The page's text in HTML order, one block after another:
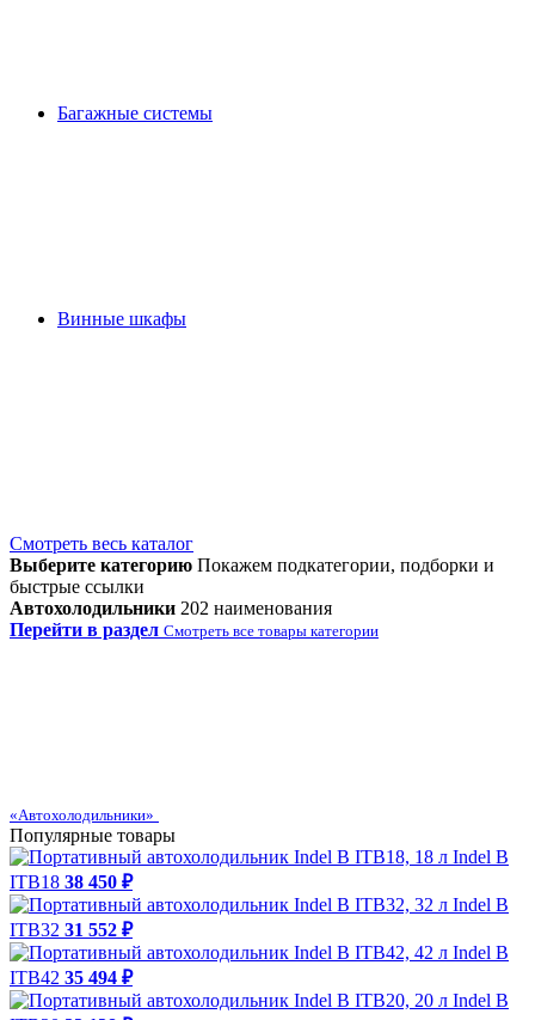
Багажные системы
Винные шкафы
Смотреть весь каталог
Выберите категорию Покажем подкатегории, подборки и
быстрые ссылки
Автохолодильники 202 наименования
Перейти в раздел Смотреть все товары категории
«Автохолодильники»
Популярные товары
Indel B
ITB18 38 450 ₽
Indel B
ITB32 31 552 ₽
Indel B
ITB42 35 494 ₽
Indel B